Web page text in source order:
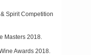
Spirit Competition
Masters 2018.
Awards 2018.